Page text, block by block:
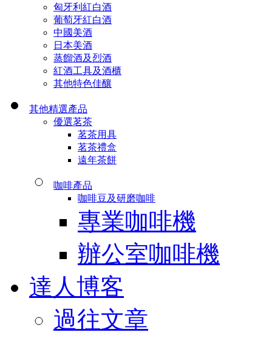
匈牙利紅白酒
葡萄牙紅白酒
中國美酒
日本美酒
蒸餾酒及烈酒
紅酒工具及酒櫃
其他特色佳釀
其他精選產品
優選茗茶
茗茶用具
茗茶禮盒
遠年茶餅
咖啡產品
咖啡豆及研磨咖啡
專業咖啡機
辦公室咖啡機
達人博客
過往文章